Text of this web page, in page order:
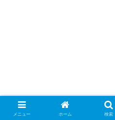
メニュー ホーム 検索